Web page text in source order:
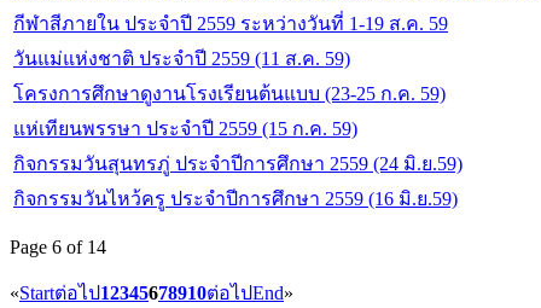
กีฬาสีภายใน ประจำปี 2559 ระหว่างวันที่ 1-19 ส.ค. 59
วันแม่แห่งชาติ ประจำปี 2559 (11 ส.ค. 59)
โครงการศึกษาดูงานโรงเรียนต้นแบบ (23-25 ก.ค. 59)
แห่เทียนพรรษา ประจำปี 2559 (15 ก.ค. 59)
กิจกรรมวันสุนทรภู่ ประจำปีการศึกษา 2559 (24 มิ.ย.59)
กิจกรรมวันไหว้ครู ประจำปีการศึกษา 2559 (16 มิ.ย.59)
Page 6 of 14
«Startต่อไป12345678910ต่อไปEnd»